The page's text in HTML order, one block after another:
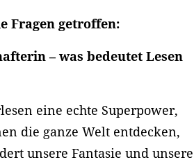
Fragen getroffen:
– was bedeutet Lesen
eine echte Superpower,
die ganze Welt entdecken,
unsere Fantasie und unsere